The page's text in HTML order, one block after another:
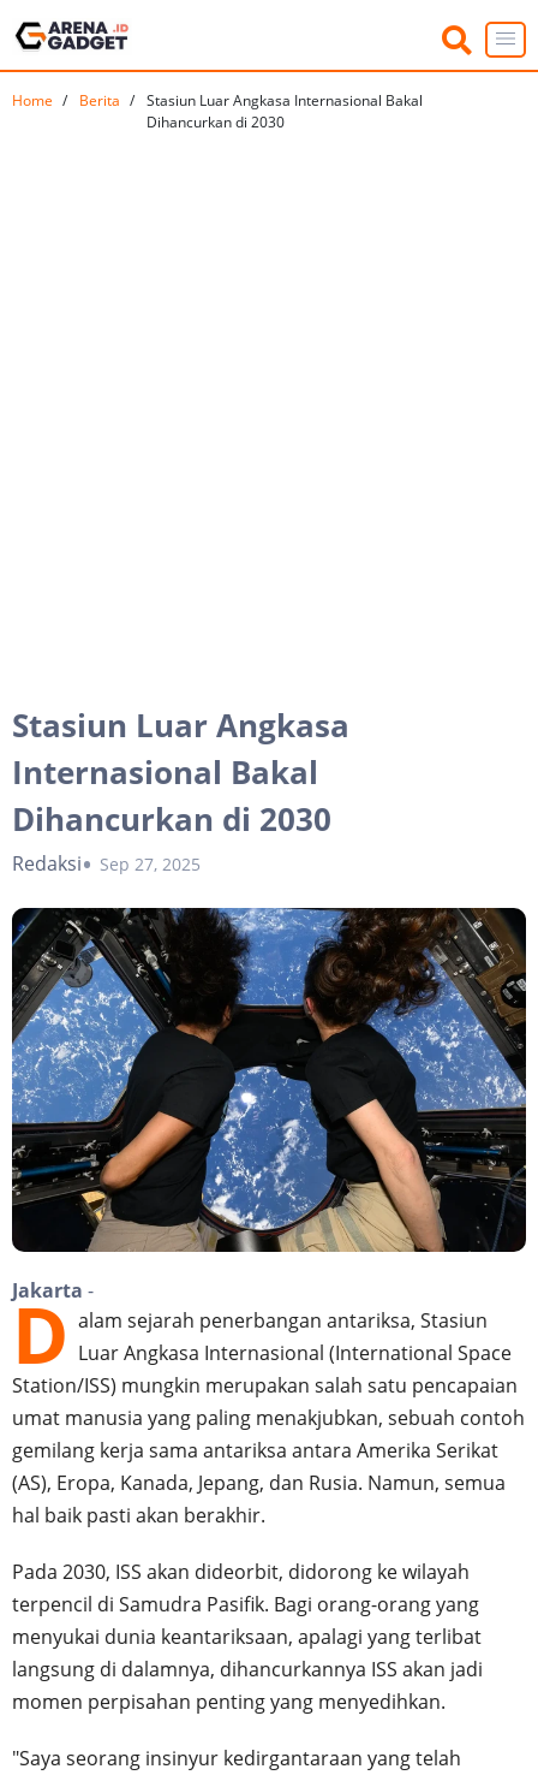
Home Berita
Stasiun Luar Angkasa Internasional Bakal
Dihancurkan di 2030
Stasiun Luar Angkasa
Internasional Bakal
Dihancurkan di 2030
Redaksi Sep 27, 2025
Jakarta -
D alam sejarah penerbangan antariksa, Stasiun
Luar Angkasa Internasional (International Space
Station/ISS) mungkin merupakan salah satu pencapaian
umat manusia yang paling menakjubkan, sebuah contoh
gemilang kerja sama antariksa antara Amerika Serikat
(AS), Eropa, Kanada, Jepang, dan Rusia. Namun, semua
hal baik pasti akan berakhir.
Pada 2030, ISS akan dideorbit, didorong ke wilayah
terpencil di Samudra Pasifik. Bagi orang-orang yang
menyukai dunia keantariksaan, apalagi yang terlibat
langsung di dalamnya, dihancurkannya ISS akan jadi
momen perpisahan penting yang menyedihkan.
"Saya seorang insinyur kedirgantaraan yang telah